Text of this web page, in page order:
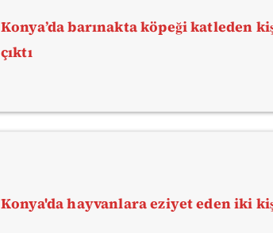
Konya’da barınakta köpeği katleden
çıktı
Konya'da hayvanlara eziyet eden iki